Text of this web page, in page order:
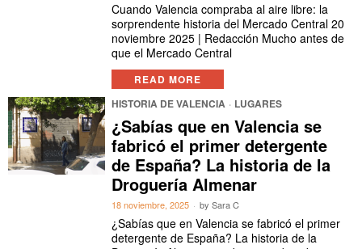
Cuando Valencia compraba al aire libre: la
sorprendente historia del Mercado Central 20
noviembre 2025 | Redacción Mucho antes de
que el Mercado Central
READ MORE
HISTORIA DE VALENCIA · LUGARES
¿Sabías que en Valencia se
fabricó el primer detergente
de España? La historia de la
Droguería Almenar
18 noviembre, 2025 bySara C
¿Sabías que en Valencia se fabricó el primer
detergente de España? La historia de la